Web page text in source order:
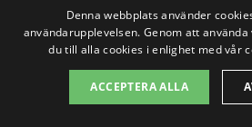
Sök efter en
Denna webbplats använder
användarupplevelsen. Genom att
du till alla cookies i enlighet med vår
ACCEPTERA ALLA